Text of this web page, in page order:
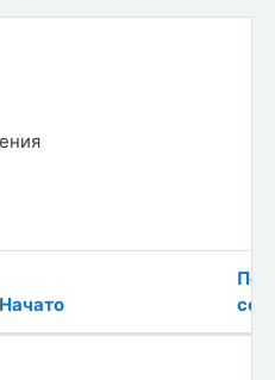
Показано 1
Начато